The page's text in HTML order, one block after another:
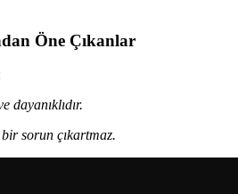
Öne Çıkanlar
dayanıklıdır.
sorun çıkartmaz.